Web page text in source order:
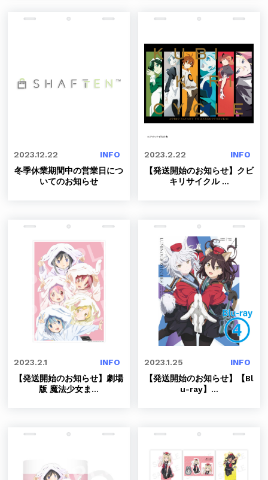
2023.12.22
INFO
冬季休業期間中の営業日につ
いてのお知らせ
2023.2.22
INFO
【発送開始のお知らせ】クビ
キリサイクル ...
2023.2.1
INFO
【発送開始のお知らせ】劇場
版 魔法少女ま ...
2023.1.25
INFO
【発送開始のお知らせ】【Bl
u-ray】 ...